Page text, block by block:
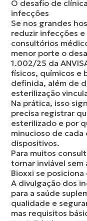
O desafio de
infecções
Se nos grandes
reduzir infecções
consultórios
menor porte o
1.002/25 da
físicos, químicos e
definida, além de
esterilização
Na prática, isso
precisa registrar
esterilizado e por
minucioso de cada
dispositivos.
Para muitos
tornar inviável
Bioxxi se
A divulgação dos
para a saúde
qualidade e
mas requisitos